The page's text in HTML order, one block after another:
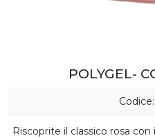
POLYGEL-
Riscoprite il classico rosa con